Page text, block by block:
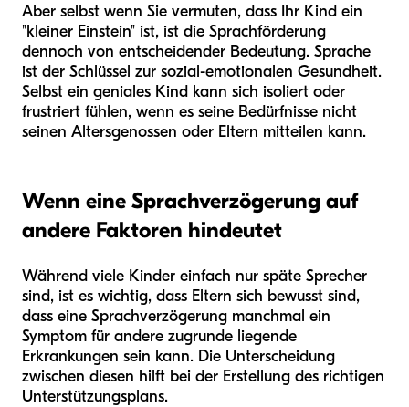
Aber selbst wenn Sie vermuten, dass Ihr Kind ein
"kleiner Einstein" ist, ist die Sprachförderung
dennoch von entscheidender Bedeutung. Sprache
ist der Schlüssel zur sozial-emotionalen Gesundheit.
Selbst ein geniales Kind kann sich isoliert oder
frustriert fühlen, wenn es seine Bedürfnisse nicht
seinen Altersgenossen oder Eltern mitteilen kann.
Wenn eine Sprachverzögerung auf
andere Faktoren hindeutet
Während viele Kinder einfach nur späte Sprecher
sind, ist es wichtig, dass Eltern sich bewusst sind,
dass eine Sprachverzögerung manchmal ein
Symptom für andere zugrunde liegende
Erkrankungen sein kann. Die Unterscheidung
zwischen diesen hilft bei der Erstellung des richtigen
Unterstützungsplans.